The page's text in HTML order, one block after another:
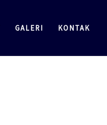
GALERI KONTAK